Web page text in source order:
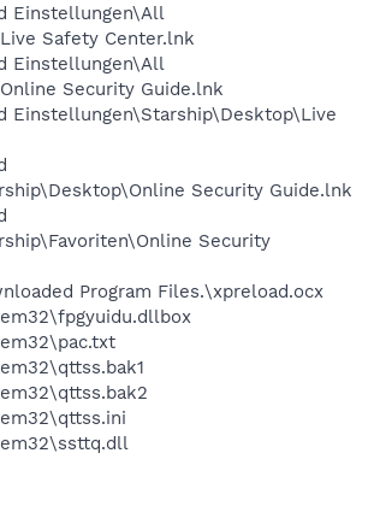
Einstellungen\All
Safety Center.lnk
Einstellungen\All
Security Guide.lnk
Einstellungen\Starship\Desktop\Live
Security Guide.lnk
Security
Program Files.\xpreload.ocx